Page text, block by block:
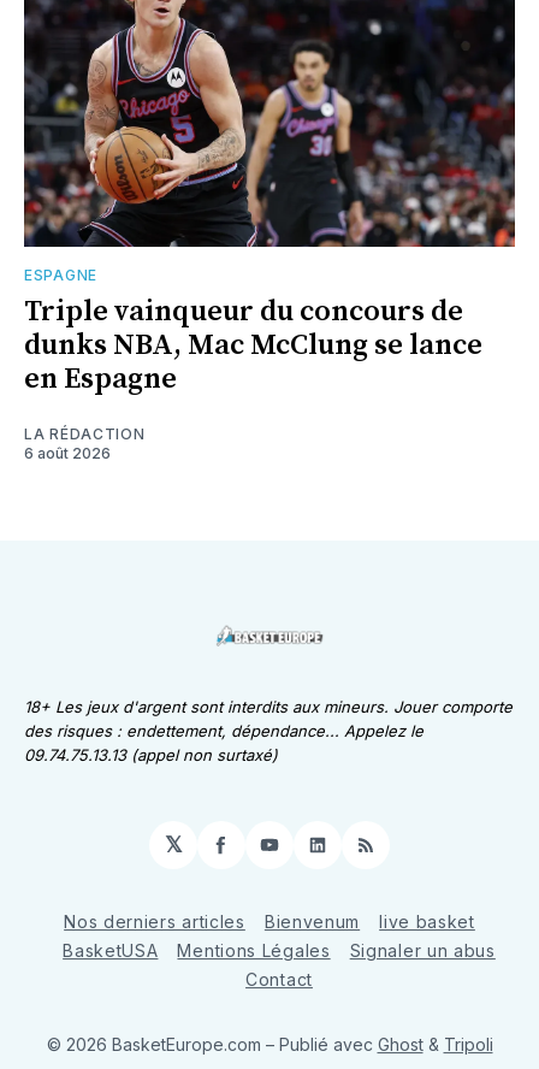
ESPAGNE
Triple vainqueur du concours de
dunks NBA, Mac McClung se lance
en Espagne
LA RÉDACTION
6 août 2026
18+ Les jeux d'argent sont interdits aux mineurs. Jouer comporte
des risques : endettement, dépendance... Appelez le
09.74.75.13.13 (appel non surtaxé)
𝕏 Facebook
YouTube
LinkedIn
RSS
Nos derniers articles Bienvenum
live basket
BasketUSA
Mentions Légales
Signaler un abus
Contact
© 2026 BasketEurope.com – Publié avec Ghost& Tripoli